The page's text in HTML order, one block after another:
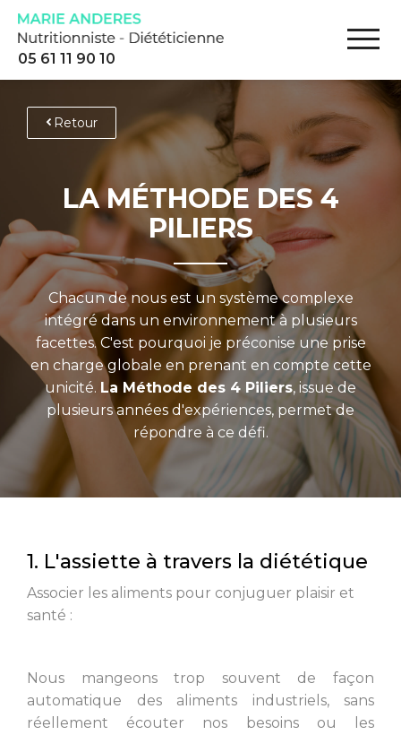
05 61 11 90 10
Retour
LA MÉTHODE DES 4
PILIERS
Chacun de nous est un système complexe
intégré dans un environnement à plusieurs
facettes. C'est pourquoi je préconise une prise
en charge globale en prenant en compte cette
unicité. La Méthode des 4 Piliers, issue de
plusieurs années d'expériences, permet de
répondre à ce défi.
1. L'assiette à travers la diététique
Associer les aliments pour conjuguer plaisir et
santé :
Nous mangeons trop souvent de façon
automatique des aliments industriels, sans
réellement écouter nos besoins ou les